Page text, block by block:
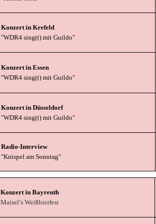
Konzert in Krefeld
"WDR4 sing(t) mit Guildo"
Konzert in Essen
"WDR4 sing(t) mit Guildo"
Konzert in Düsseldorf
"WDR4 sing(t) mit Guildo"
Radio-Interview
"Knispel am Sonntag"
Konzert in Bayreuth
Maisel’s Weißbierfest